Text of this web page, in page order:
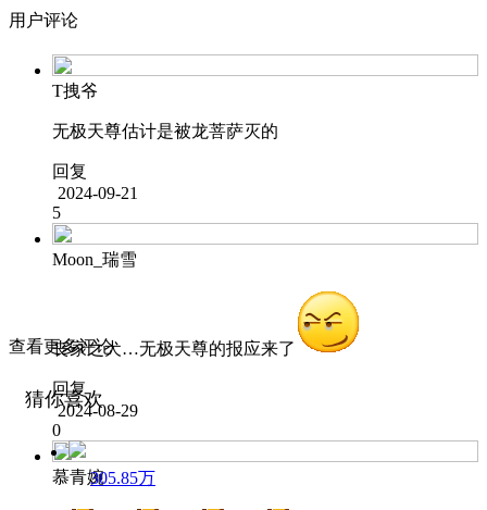
用户评论
T拽爷
无极天尊估计是被龙菩萨灭的
回复
2024-09-21
5
Moon_瑞雪
丧家之犬…无极天尊的报应来了
回复
2024-08-29
0
慕青婉
查看更多评论
猜你喜欢
305.85万